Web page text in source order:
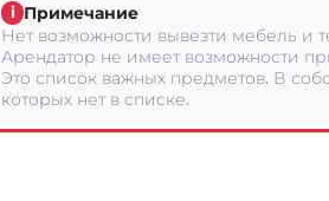
i Примечание
Нет возможности вывезти мебель и
Арендатор не имеет возможности
Это список важных предметов. В
которых нет в списке.